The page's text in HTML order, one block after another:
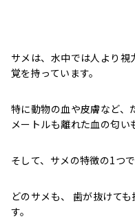
サメは、水中では人より
覚を持っています。
特に動物の血や皮膚など、
メートルも離れた血の匂い
そして、サメの特徴の1つで
どのサメも、 歯が抜けて
す。